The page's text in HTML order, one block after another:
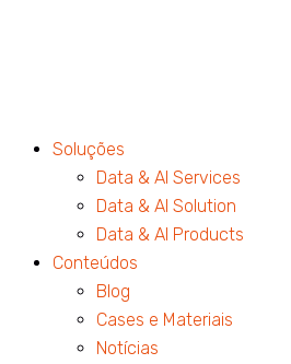
Soluções
Data & AI Services
Data & AI Solution
Data & AI Products
Conteúdos
Blog
Cases e Materiais
Notícias